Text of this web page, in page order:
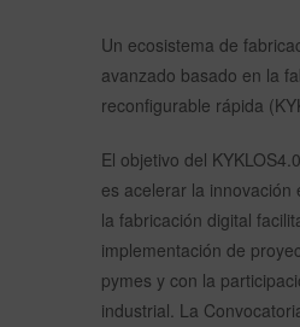
Un ecosistema de
avanzado basado en la
reconfigurable rápida
El objetivo del
es acelerar la innovación
la fabricación digital
implementación de
pymes y con la
industrial. La